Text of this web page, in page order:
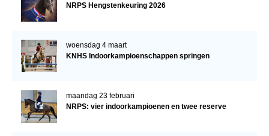
NRPS Hengstenkeuring 2026
woensdag 4 maart
KNHS Indoorkampioenschappen springen
maandag 23 februari
NRPS: vier indoorkampioenen en twee reserve